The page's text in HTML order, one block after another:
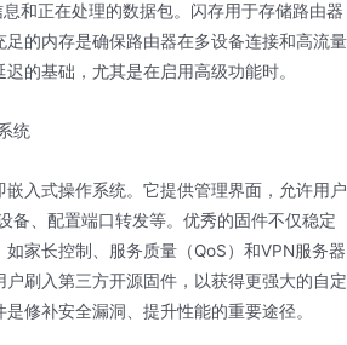
和正在处理的数据包。闪存用于存储路由器
足的内存是确保路由器在多设备连接和高流量
的基础，尤其是在启用高级功能时。
统
入式操作系统。它提供管理界面，允许用户
备、配置端口转发等。优秀的固件不仅稳定
家长控制、服务质量（QoS）和VPN服务器
刷入第三方开源固件，以获得更强大的自定
修补安全漏洞、提升性能的重要途径。